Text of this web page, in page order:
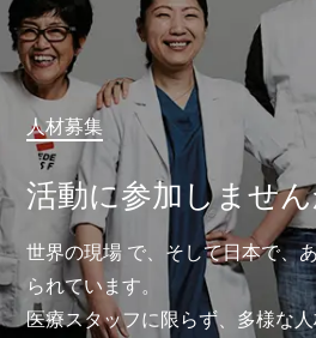
人材募集
活動に参加しませ
世界の現場 で、そして日本で、
られています。
医療スタッフに限らず、多様な人